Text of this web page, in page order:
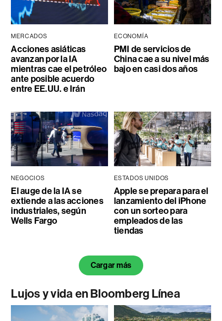
MERCADOS
Acciones asiáticas
avanzan por la IA
mientras cae el petróleo
ante posible acuerdo
entre EE.UU. e Irán
ECONOMÍA
PMI de servicios de
China cae a su nivel más
bajo en casi dos años
NEGOCIOS
El auge de la IA se
extiende a las acciones
industriales, según
Wells Fargo
ESTADOS UNIDOS
Apple se prepara para el
lanzamiento del iPhone
con un sorteo para
empleados de las
tiendas
Cargar más
Lujos y vida en Bloomberg Línea